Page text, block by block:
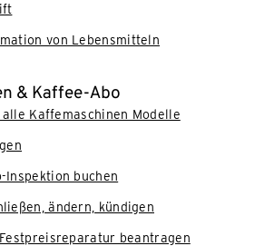
von Lebensmitteln
& Kaffee-Abo
Kaffemaschinen Modelle
Inspektion buchen
ändern, kündigen
beantragen